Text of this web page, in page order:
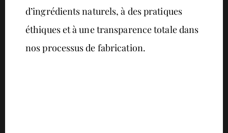
d’ingrédients naturels, à des pratiques
éthiques et à une transparence totale dans
nos processus de fabrication.